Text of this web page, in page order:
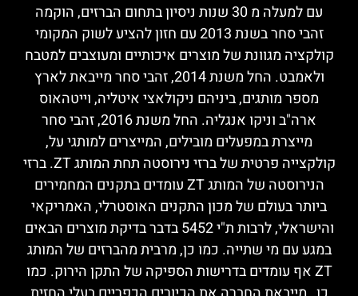
עם למעלה מ 30 שנות ניסיון בתחום הברזים, הוקמה
זהבי סחר בשנת 2013 עם חזון להציע לשוק המקומי
קולקציה מגוונת של מוצרים איכותיים ומעוצבים למטבח
ולאמבט. החל משנת 2014, זהבי סחר מייבאת לארץ
מספר מותגים, ביניהם ניקולאצי איטליה, וייטהאוס
ארה"ב וניקו אנגליה. החל משנת 2016, זהבי סחר
מייצרת במפעלים מובילים, המייצרים למותגי על,
קולקצייה פרטית של ברזי נירוסטה תחת המותג ZT. ברזי
הנירוסטה של המותג ZT עומדים בתקנים המחמירים
ביותר בעולם של מכון התקנים האוסטרלי, האמריקאי
והישראלי, לרבות ת"י 5452 בדבר בדיקת מוצרים הבאים
במגע עם מי שתייה. כמו כן, מרבית מהברזים של המותג
ZT אף עומדים בדרישות הספיקה של התקן הירוק. כמו